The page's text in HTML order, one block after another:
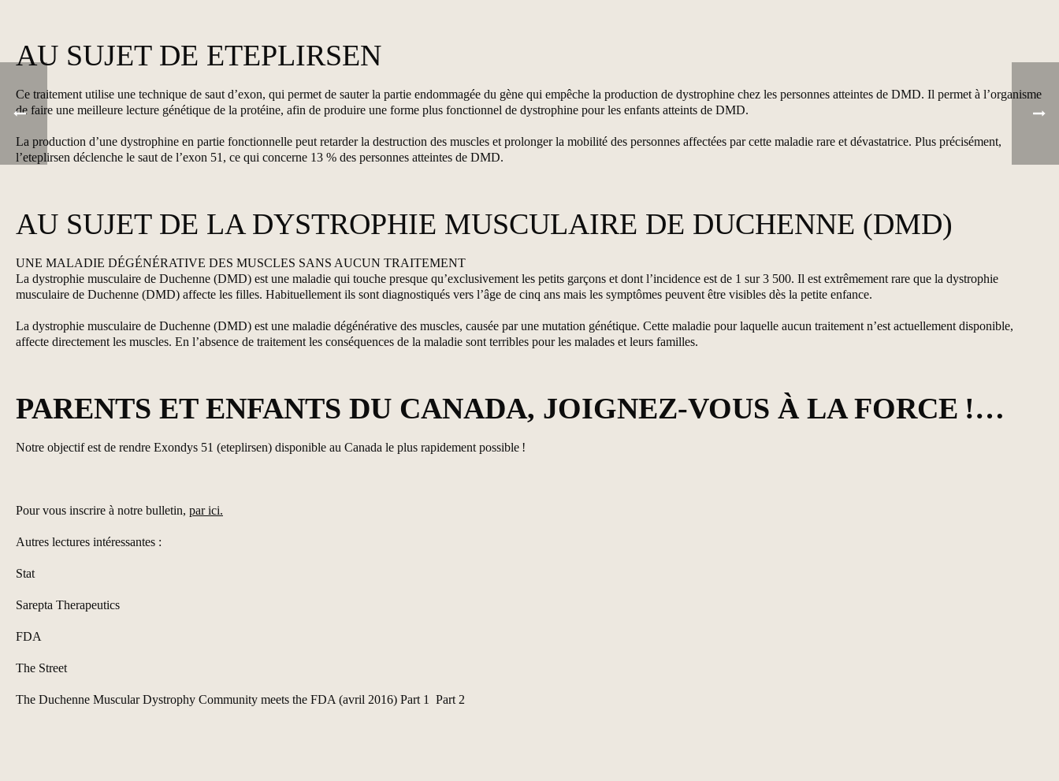
AU SUJET DE ETEPLIRSEN
Ce traitement utilise une technique de saut d’exon, qui permet de sauter la partie endommagée du gène qui empêche la production de dystrophine chez les personnes atteintes de DMD. Il permet à l’organisme
de faire une meilleure lecture génétique de la protéine, afin de produire une forme plus fonctionnel de dystrophine pour les enfants atteints de DMD.
La production d’une dystrophine en partie fonctionnelle peut retarder la destruction des muscles et prolonger la mobilité des personnes affectées par cette maladie rare et dévastatrice. Plus précisément,
l’eteplirsen déclenche le saut de l’exon 51, ce qui concerne 13 % des personnes atteintes de DMD.
AU SUJET DE LA DYSTROPHIE MUSCULAIRE DE DUCHENNE (DMD)
UNE MALADIE DÉGÉNÉRATIVE DES MUSCLES SANS AUCUN TRAITEMENT
La dystrophie musculaire de Duchenne (DMD) est une maladie qui touche presque qu’exclusivement les petits garçons et dont l’incidence est de 1 sur 3 500. Il est extrêmement rare que la dystrophie
musculaire de Duchenne (DMD) affecte les filles. Habituellement ils sont diagnostiqués vers l’âge de cinq ans mais les symptômes peuvent être visibles dès la petite enfance.
La dystrophie musculaire de Duchenne (DMD) est une maladie dégénérative des muscles, causée par une mutation génétique. Cette maladie pour laquelle aucun traitement n’est actuellement disponible,
affecte directement les muscles. En l’absence de traitement les conséquences de la maladie sont terribles pour les malades et leurs familles.
PARENTS ET ENFANTS DU CANADA, JOIGNEZ-VOUS À LA FORCE !…
Notre objectif est de rendre Exondys 51 (eteplirsen) disponible au Canada le plus rapidement possible !
Pour vous inscrire à notre bulletin, par ici.
Autres lectures intéressantes :
Stat
Sarepta Therapeutics
FDA
The Street
The Duchenne Muscular Dystrophy Community meets the FDA (avril 2016) Part 1 Part 2